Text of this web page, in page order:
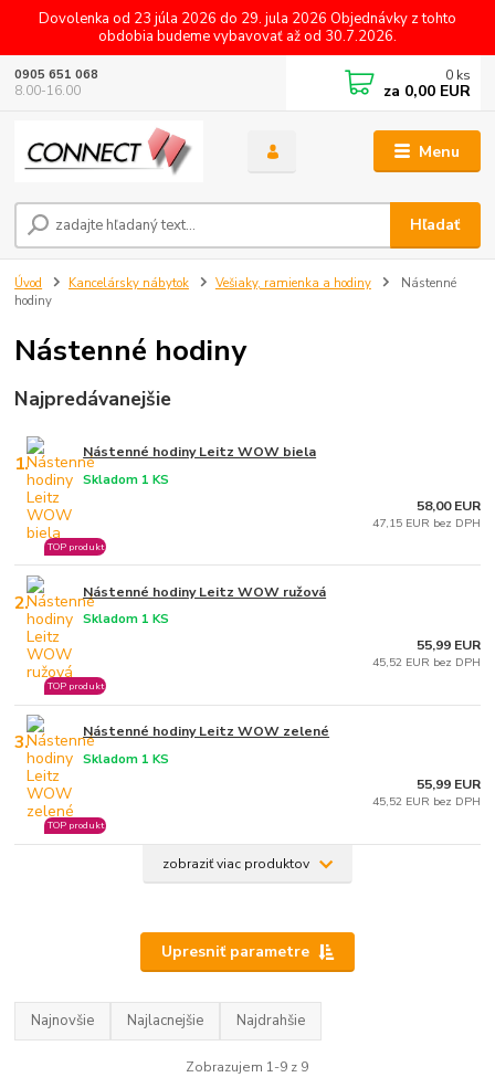
Dovolenka od 23 júla 2026 do 29. jula 2026 Objednávky z tohto
obdobia budeme vybavovať až od 30.7.2026.
Menu
Hľadať
0905 651 068
8.00-16.00
0 ks
za 0,00 EUR
Úvod Kancelársky nábytok Vešiaky, ramienka a hodiny
Nástenné
hodiny
Nástenné hodiny
Najpredávanejšie
1. Nástenné hodiny Leitz WOW biela
Skladom 1 KS
TOP produkt
58,00 EUR
47,15 EUR bez DPH
2. Nástenné hodiny Leitz WOW ružová
Skladom 1 KS
TOP produkt
55,99 EUR
45,52 EUR bez DPH
3. Nástenné hodiny Leitz WOW zelené
Skladom 1 KS
TOP produkt
55,99 EUR
45,52 EUR bez DPH
zobraziť viac produktov
Upresniť parametre
Najnovšie Najlacnejšie Najdrahšie
Zobrazujem 1-9 z 9